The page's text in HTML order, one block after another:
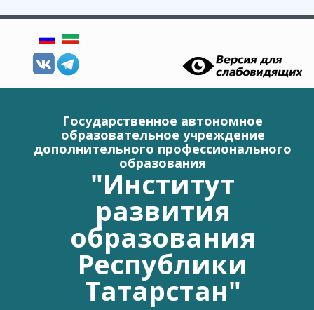
Государственное автономное
образовательное учреждение
дополнительного профессионального
образования
"Институт
развития
образования
Республики
Татарстан"